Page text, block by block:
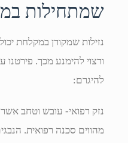
שמתחילות
נזילות שמקורן במקלחת
ורצוי להימנע מכך.
להיגרם:
נזק רפואי- עובש וטחב
מהווים סכנה רפואית.